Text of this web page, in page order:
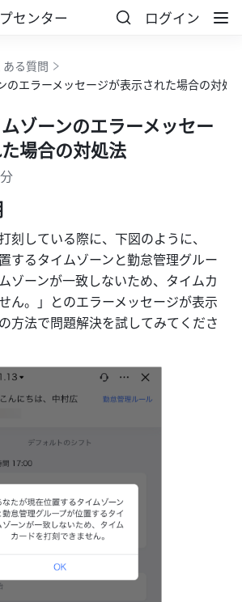
センター ログイン
ある質問
のエラーメッセージが表示された場合の対処
ゾーンのエラーメッセー
場合の対処法
刻している際に、下図のように、
するタイムゾーンと勤怠管理グルー
ゾーンが一致しないため、タイムカ
ん。」とのエラーメッセージが表示
方法で問題解決を試してみてくださ